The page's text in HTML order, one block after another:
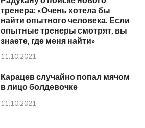
тренера: «Очень хотела бы
найти опытного человека. Если
опытные тренеры смотрят, вы
знаете, где меня найти»
11.10.2021
Карацев случайно попал мячом
в лицо болдевочке
11.10.2021